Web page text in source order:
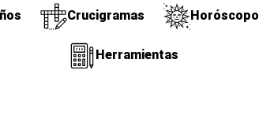
Crucigramas Horóscopo
Herramientas